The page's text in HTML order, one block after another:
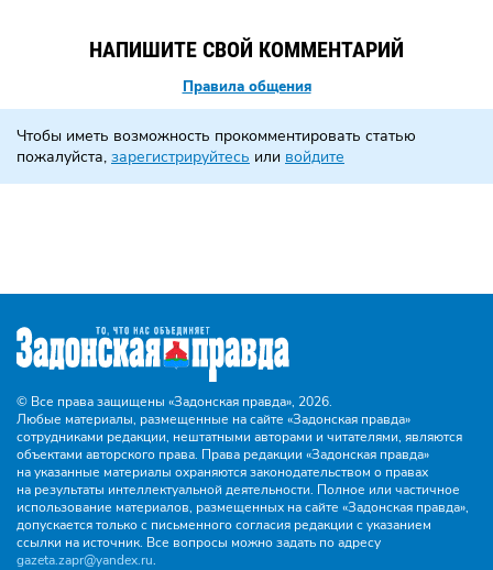
НАПИШИТЕ СВОЙ КОММЕНТАРИЙ
Правила общения
Чтобы иметь возможность прокомментировать статью
пожалуйста, зарегистрируйтесь или войдите
© Все права защищены «Задонская правда», 2026.
Любые материалы, размещенные на сайте «Задонская правда»
сотрудниками редакции, нештатными авторами и читателями, являются
объектами авторского права. Права редакции «Задонская правда»
на указанные материалы охраняются законодательством о правах
на результаты интеллектуальной деятельности. Полное или частичное
использование материалов, размещенных на сайте «Задонская правда»,
допускается только с письменного согласия редакции с указанием
ссылки на источник. Все вопросы можно задать по адресу
gazeta.zapr@yandex.ru.